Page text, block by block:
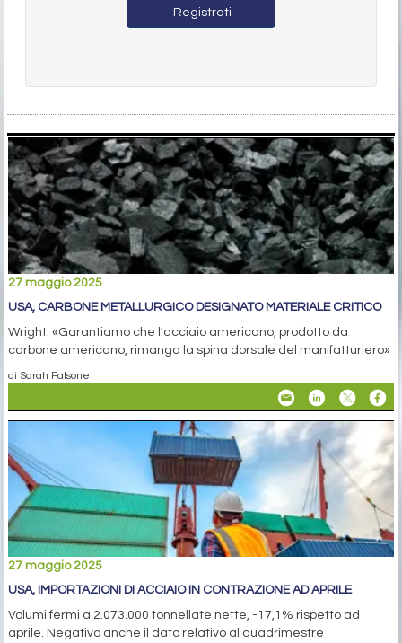
Registrati
27 maggio 2025
USA, CARBONE METALLURGICO DESIGNATO MATERIALE CRITICO
Wright: «Garantiamo che l'acciaio americano, prodotto da
carbone americano, rimanga la spina dorsale del manifatturiero»
di Sarah Falsone
27 maggio 2025
USA, IMPORTAZIONI DI ACCIAIO IN CONTRAZIONE AD APRILE
Volumi fermi a 2.073.000 tonnellate nette, -17,1% rispetto ad
aprile. Negativo anche il dato relativo al quadrimestre